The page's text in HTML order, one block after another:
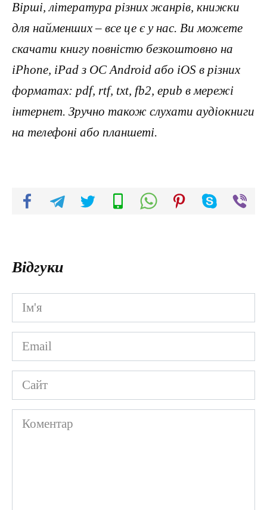
Вірші, література різних жанрів, книжки
для найменших – все це є у нас. Ви можете
скачати книгу повністю безкоштовно на
iPhone, iPad з ОС Android або iOS в різних
форматах: pdf, rtf, txt, fb2, epub в мережі
інтернет. Зручно також слухати аудіокниги
на телефоні або планшеті.
Відгуки
Ім'я
*
Email
*
Сайт
Коментар